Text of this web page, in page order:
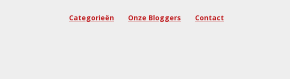
Categorieën Onze Bloggers Contact